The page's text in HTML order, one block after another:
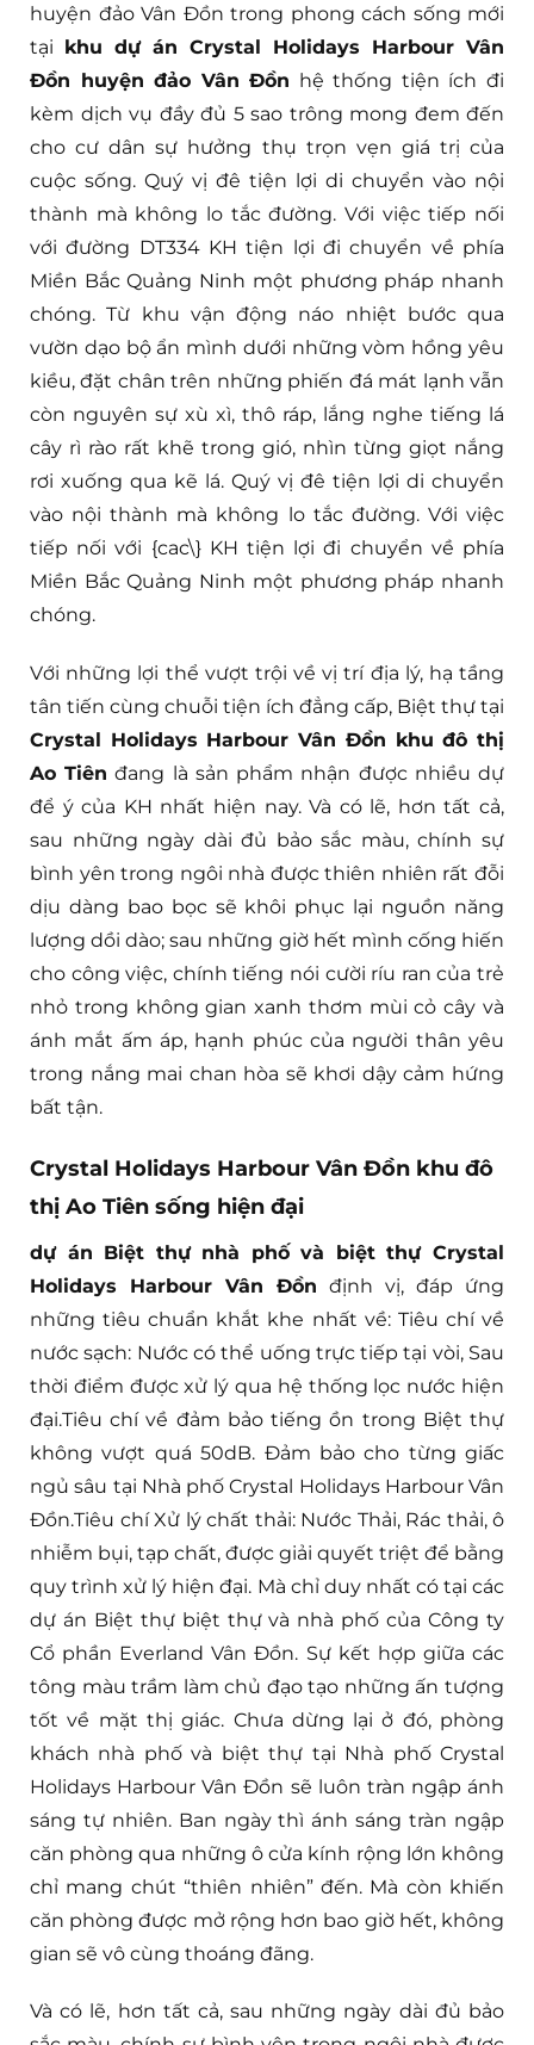
huyện đảo Vân Đồn trong phong cách sống mới
tại khu dự án Crystal Holidays Harbour Vân
Đồn huyện đảo Vân Đồn hệ thống tiện ích đi
kèm dịch vụ đầy đủ 5 sao trông mong đem đến
cho cư dân sự hưởng thụ trọn vẹn giá trị của
cuộc sống. Quý vị đê tiện lợi di chuyển vào nội
thành mà không lo tắc đường. Với việc tiếp nối
với đường DT334 KH tiện lợi đi chuyển về phía
Miền Bắc Quảng Ninh một phương pháp nhanh
chóng. Từ khu vận động náo nhiệt bước qua
vườn dạo bộ ẩn mình dưới những vòm hồng yêu
kiều, đặt chân trên những phiến đá mát lạnh vẫn
còn nguyên sự xù xì, thô ráp, lắng nghe tiếng lá
cây rì rào rất khẽ trong gió, nhìn từng giọt nắng
rơi xuống qua kẽ lá. Quý vị đê tiện lợi di chuyển
vào nội thành mà không lo tắc đường. Với việc
tiếp nối với {cac\} KH tiện lợi đi chuyển về phía
Miền Bắc Quảng Ninh một phương pháp nhanh
chóng.
Với những lợi thể vượt trội về vị trí địa lý, hạ tầng
tân tiến cùng chuỗi tiện ích đẳng cấp, Biệt thự tại
Crystal Holidays Harbour Vân Đồn khu đô thị
Ao Tiên đang là sản phẩm nhận được nhiều dự
để ý của KH nhất hiện nay. Và có lẽ, hơn tất cả,
sau những ngày dài đủ bảo sắc màu, chính sự
bình yên trong ngôi nhà được thiên nhiên rất đỗi
dịu dàng bao bọc sẽ khôi phục lại nguồn năng
lượng dồi dào; sau những giờ hết mình cống hiến
cho công việc, chính tiếng nói cười ríu ran của trẻ
nhỏ trong không gian xanh thơm mùi cỏ cây và
ánh mắt ấm áp, hạnh phúc của người thân yêu
trong nắng mai chan hòa sẽ khơi dậy cảm hứng
bất tận.
Crystal Holidays Harbour Vân Đồn khu đô
thị Ao Tiên sống hiện đại
dự án Biệt thự nhà phố và biệt thự Crystal
Holidays Harbour Vân Đồn định vị, đáp ứng
những tiêu chuẩn khắt khe nhất về: Tiêu chí về
nước sạch: Nước có thể uống trực tiếp tại vòi, Sau
thời điểm được xử lý qua hệ thống lọc nước hiện
đại.Tiêu chí về đảm bảo tiếng ồn trong Biệt thự
không vượt quá 50dB. Đảm bảo cho từng giấc
ngủ sâu tại Nhà phố Crystal Holidays Harbour Vân
Đồn.Tiêu chí Xử lý chất thải: Nước Thải, Rác thải, ô
nhiễm bụi, tạp chất, được giải quyết triệt để bằng
quy trình xử lý hiện đại. Mà chỉ duy nhất có tại các
dự án Biệt thự biệt thự và nhà phố của Công ty
Cổ phần Everland Vân Đồn. Sự kết hợp giữa các
tông màu trầm làm chủ đạo tạo những ấn tượng
tốt về mặt thị giác. Chưa dừng lại ở đó, phòng
khách nhà phố và biệt thự tại Nhà phố Crystal
Holidays Harbour Vân Đồn sẽ luôn tràn ngập ánh
sáng tự nhiên. Ban ngày thì ánh sáng tràn ngập
căn phòng qua những ô cửa kính rộng lớn không
chỉ mang chút “thiên nhiên” đến. Mà còn khiến
căn phòng được mở rộng hơn bao giờ hết, không
gian sẽ vô cùng thoáng đãng.
Và có lẽ, hơn tất cả, sau những ngày dài đủ bảo